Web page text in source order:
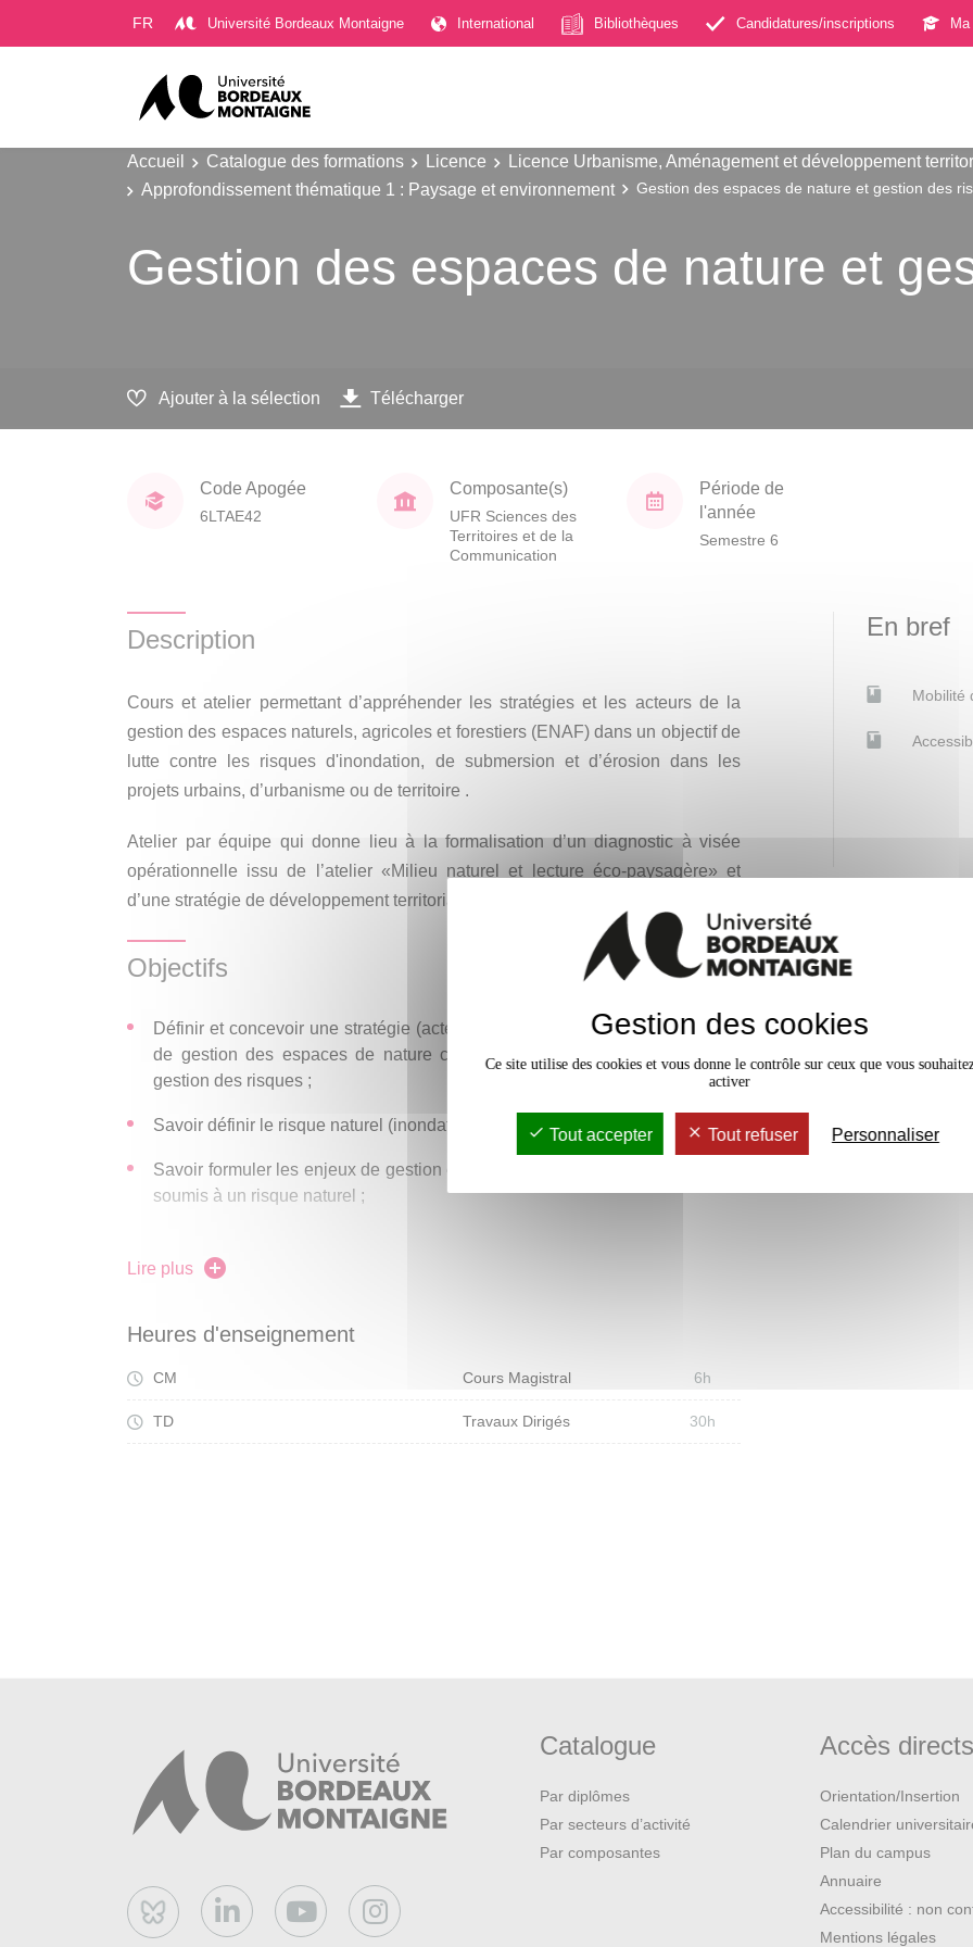
FR Université Bordeaux Montaigne International Bibliothèques Candidatures/inscriptions Ma
Accueil Catalogue des formations Licence
Licence Urbanisme, Aménagement et développement
Approfondissement thématique 1 : Paysage et environnement
Gestion des espaces de nature et gestion des
Gestion des espaces de nature et
Ajouter à la sélection Télécharger
Code Apogée
6LTAE42
Composante(s)
UFR Sciences des
Territoires et de la
Communication
Période de
l'année
Semestre 6
Description
Cours et atelier permettant d’appréhender les stratégies et les acteurs de la
gestion des espaces naturels, agricoles et forestiers (ENAF) dans un objectif de
lutte contre les risques d'inondation, de submersion et d’érosion dans les
projets urbains, d’urbanisme ou de territoire .
Atelier par équipe qui donne lieu à la formalisation d’un diagnostic à visée
opérationnelle issu de l’atelier «Milieu naturel et lecture éco-paysagère» et
d’une stratégie de développement territorial et urbain.
Objectifs
Définir et concevoir une stratégie (acteurs et outils réglementaires, fonciers)
de gestion des espaces de nature comme démarche et réponse pour la
gestion des risques ;
Savoir définir le risque naturel (inondation-submersion, érosion) ;
Savoir formuler les enjeux de gestion écologique (acteurs et outils) d’un site
soumis à un risque naturel ;
Connaitre les acteurs, outils et stratégie de gestion des ENAF dans les
Lire plus
Heures d'enseignement
CM Cours Magistral 6h
TD Travaux Dirigés 30h
En bref
Mobilité
Bluesky
Catalogue
Par diplômes
Par secteurs d’activité
Par composantes
Accès
Orientation/Insertion
Calendrier
Plan du campus
Annuaire
Accessibilité : non
Mentions légales
Gestion des cookies
Ce site utilise des cookies et vous donne le contrôle sur ceux que vous
activer
Tout accepter Tout refuser Personnaliser